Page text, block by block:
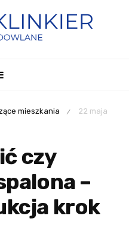
mieszkania /
22 maja
czy
–
krok